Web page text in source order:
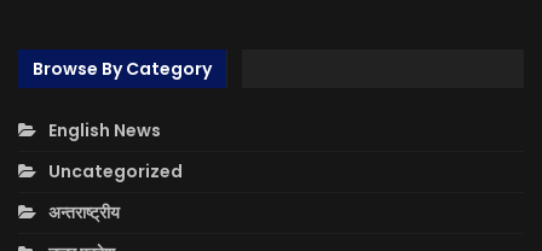
Browse By Category
English News
Uncategorized
अन्तराष्ट्रीय